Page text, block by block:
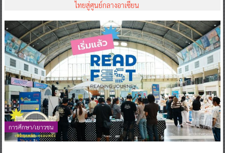
ไทยสู่ศูนย์กลางอาเซียน
การศึกษา/เยาวชน